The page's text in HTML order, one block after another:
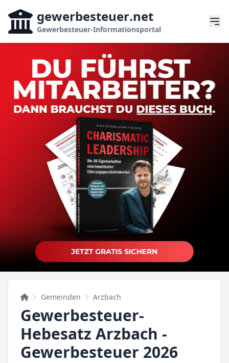
gewerbesteuer.net
Gewerbesteuer-Informationsportal
Gemeinden Arzbach
Gewerbesteuer-
Hebesatz Arzbach -
Gewerbesteuer 2026